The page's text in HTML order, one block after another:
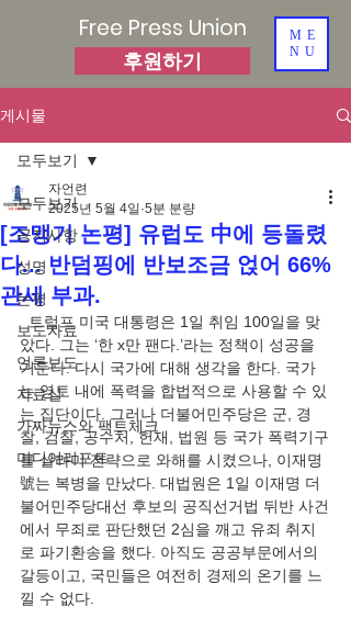
Free Press Union
후원하기
ME
NU
게시물
모두보기
공지사항
성명
논평
보도자료
언론보도
자료실
가짜뉴스와 팩트체크
미디어리포트
모두보기
[조맹기 논평] 유럽도 中에 등돌렸
다... 반덤핑에 반보조금 얹어 66%
관세 부과.
자언련
2025년 5월 4일 5분 분량
트럼프 미국 대통령은 1일 취임 100일을 맞
았다. 그는 ‘한 x만 팬다.’라는 정책이 성공을
거둔다. 다시 국가에 대해 생각을 한다. 국가
는 영토 내에 폭력을 합법적으로 사용할 수 있
는 집단이다. 그러나 더불어민주당은 군, 경
찰, 검찰, 공수처, 헌재, 법원 등 국가 폭력기구
를 살라미 전략으로 와해를 시켰으나, 이재명
號는 복병을 만났다. 대법원은 1일 이재명 더
불어민주당대선 후보의 공직선거법 뒤반 사건
에서 무죄로 판단했던 2심을 깨고 유죄 취지
로 파기환송을 했다. 아직도 공공부문에서의
갈등이고, 국민들은 여전히 경제의 온기를 느
낄 수 없다.